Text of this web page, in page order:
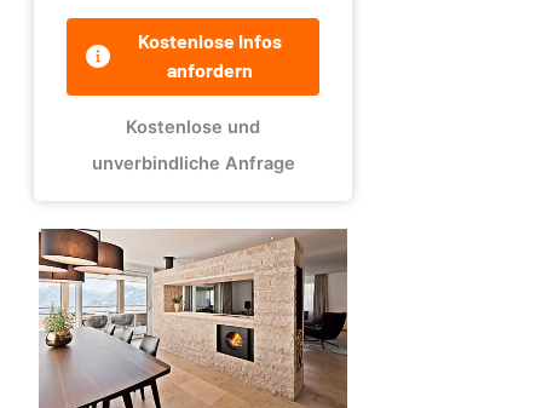
Kostenlose Infos
anfordern
Kostenlose und
unverbindliche Anfrage